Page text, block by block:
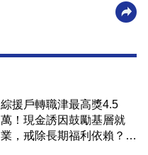
綜援戶轉職津最高獎4.5
萬！現金誘因鼓勵基層就
業，戒除長期福利依賴？鄧